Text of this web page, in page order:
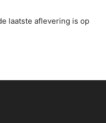
laatste aflevering is op